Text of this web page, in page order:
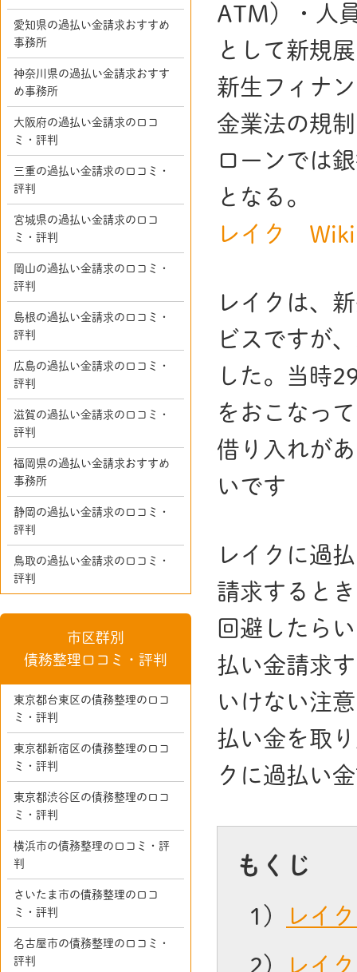
ATM）・人
として新規
新生フィナ
金業法の規
ローンでは
となる。
レイク
レイクは、
ビスですが
した。当時
をおこなっ
借り入れが
いです
レイクに過
請求すると
回避したら
払い金請求
いけない注
払い金を取
クに過払い
もくじ
1） レイ
2） レイ
愛知県の過払い金請求おすすめ
事務所
神奈川県の過払い金請求おすす
め事務所
大阪府の過払い金請求の口コ
ミ・評判
三重の過払い金請求の口コミ・
評判
宮城県の過払い金請求の口コ
ミ・評判
岡山の過払い金請求の口コミ・
評判
島根の過払い金請求の口コミ・
評判
広島の過払い金請求の口コミ・
評判
滋賀の過払い金請求の口コミ・
評判
福岡県の過払い金請求おすすめ
事務所
静岡の過払い金請求の口コミ・
評判
鳥取の過払い金請求の口コミ・
評判
市区群別
債務整理口コミ・評判
東京都台東区の債務整理の口コ
ミ・評判
東京都新宿区の債務整理の口コ
ミ・評判
東京都渋谷区の債務整理の口コ
ミ・評判
横浜市の債務整理の口コミ・評
判
さいたま市の債務整理の口コ
ミ・評判
名古屋市の債務整理の口コミ・
評判